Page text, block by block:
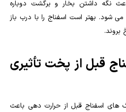
نگه داشتن بخار و برگشت دوباره
شود. بهتر است اسفناج را با درب باز
بروند.
قبل از پخت تأثیری
های اسفناج قبل از حرارت دهی باعث